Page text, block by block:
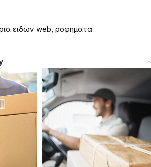
ειδων web, ροφηματα